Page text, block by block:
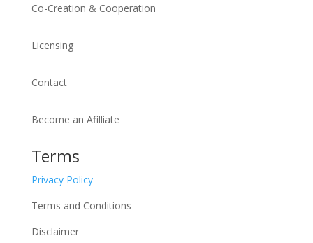
Co-Creation & Cooperation
Licensing
Contact
Become an Afilliate
Terms
Privacy Policy
Terms and Conditions
Disclaimer